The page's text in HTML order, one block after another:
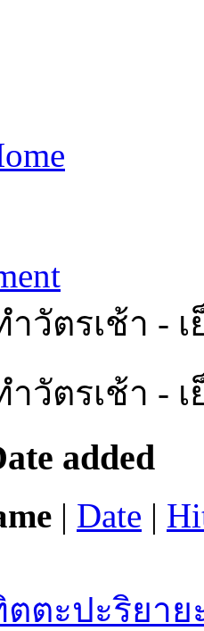
วัตรเช้า - เ
วัตรเช้า -
added
| Date |
ตตะปะริยา